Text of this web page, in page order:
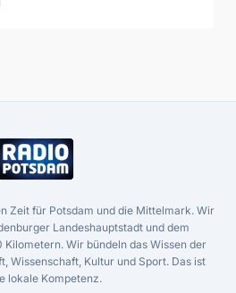
Zeit für Potsdam und die Mittelmark. Wir
Landeshauptstadt und dem
Wir bündeln das Wissen der
Wissenschaft, Kultur und Sport. Das ist
lokale Kompetenz.